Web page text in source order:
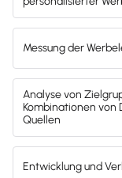
Gendergerechte
Privatsphäre-